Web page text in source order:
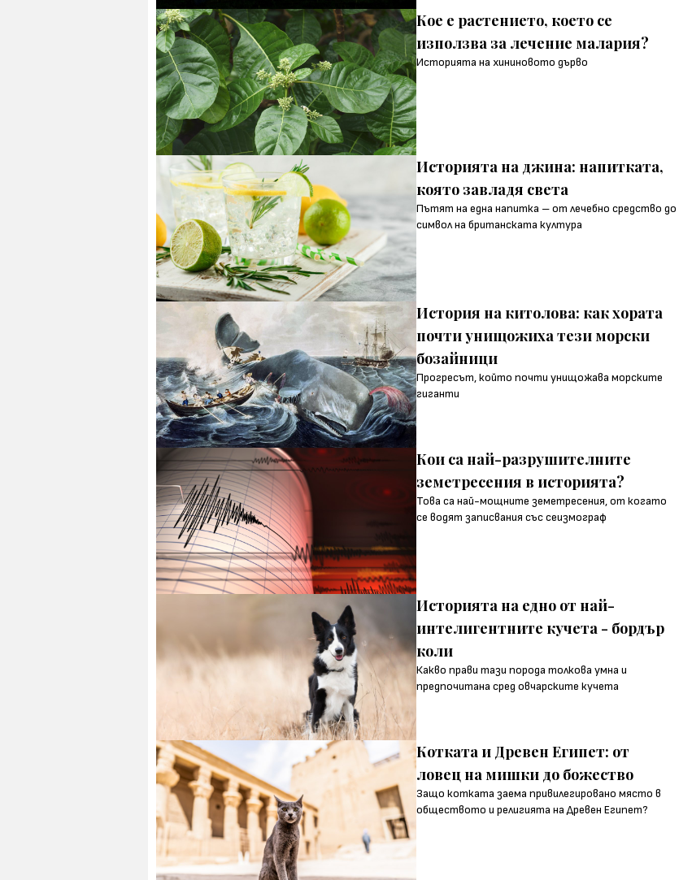
Кое е растението, което се
използва за лечение малария?
Историята на хининовото дърво
Историята на джина: напитката,
която завладя света
Пътят на една напитка – от лечебно средство до
символ на британската култура
История на китолова: как хората
почти унищожиха тези морски
бозайници
Прогресът, който почти унищожава морските
гиганти
Кои са най-разрушителните
земетресения в историята?
Това са най-мощните земетресения, от когато
се водят записвания със сеизмограф
Историята на едно от най-
интелигентните кучета - бордър
коли
Какво прави тази порода толкова умна и
предпочитана сред овчарските кучета
Котката и Древен Египет: от
ловец на мишки до божество
Защо котката заема привилегировано място в
обществото и религията на Древен Египет?